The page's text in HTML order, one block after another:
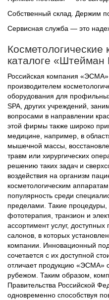
Собственный склад. Держим
Сервисная служба — это
каталоге «Штейман
Российская компания
производителем
оборудования для
SPA, других учреждений,
вопросами в направлении
этой фирмы также широко
медицине, например, в
мышечной массы,
травм или хирургических
решению таких задач и
воздействия на организм
косметологическим
популярность среди
пределами. Такие процедуры,
фототерапия, транзион и
ассортимент услуг,
салонов, в которых
компании. Инновационный
сочетается с их доступной
отличает продукцию «ЭСМА»
рубежом. Таким образом,
Правительства Российской
одновременно способствуя